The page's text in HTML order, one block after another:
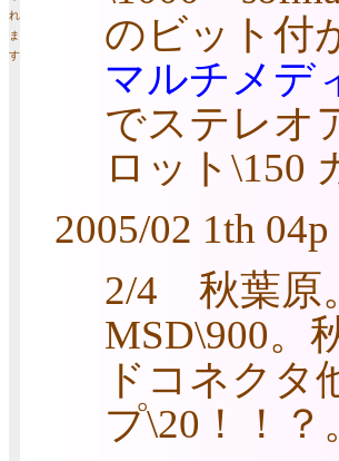
れ
ま
す
のビット付
マルチメデ
でステレオ
ロット\150
2005/02 1th 04p
2/4 秋葉原
MSD\900。
ドコネクタ
プ\20！！？